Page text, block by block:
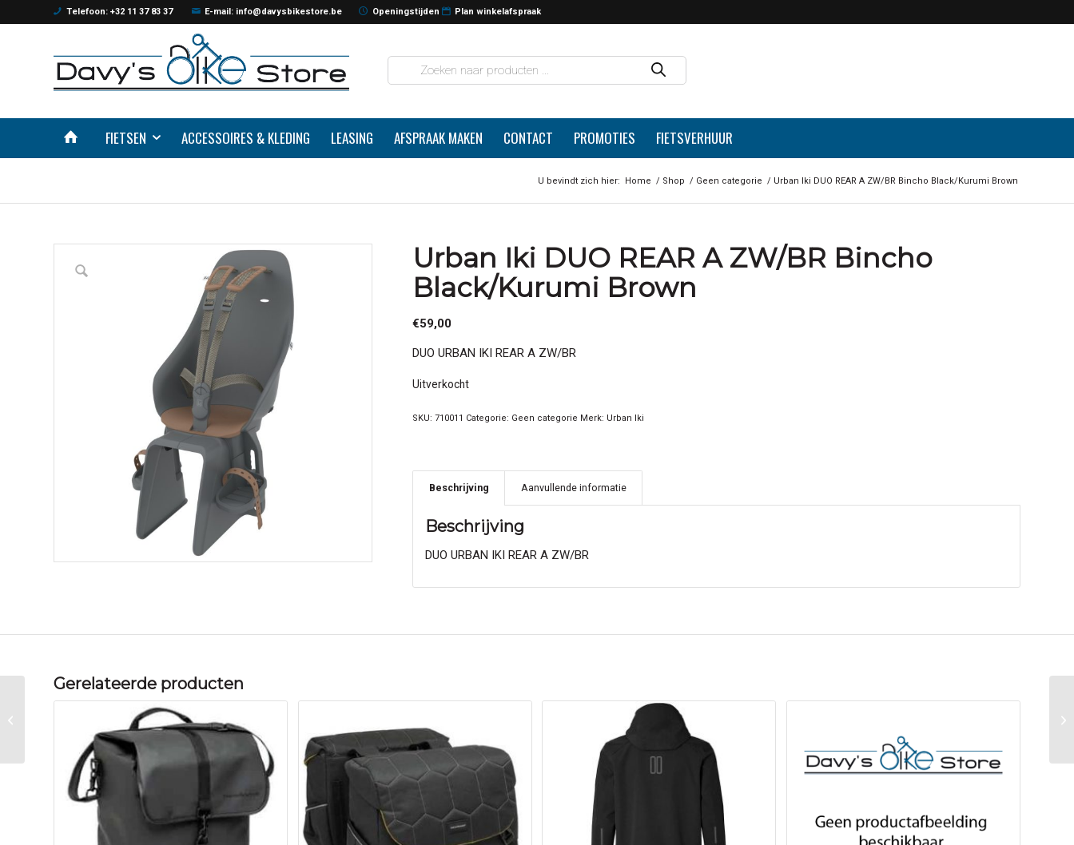
Telefoon: +32 11 37 83 37 E-mail: info@davysbikestore.be Openingstijden Plan winkelafspraak
FIETSEN ACCESSOIRES & KLEDING LEASING AFSPRAAK MAKEN CONTACT PROMOTIES FIETSVERHUUR
U bevindt zich hier: Home / Shop / Geen categorie / Urban Iki DUO REAR A ZW/BR Bincho Black/Kurumi Brown
Urban Iki DUO REAR A ZW/BR Bincho
Black/Kurumi Brown
€59,00
DUO URBAN IKI REAR A ZW/BR
Uitverkocht
SKU:710011 Categorie: Geen categorie Merk: Urban Iki
Beschrijving Aanvullende informatie
Beschrijving
DUO URBAN IKI REAR A ZW/BR
Gerelateerde producten